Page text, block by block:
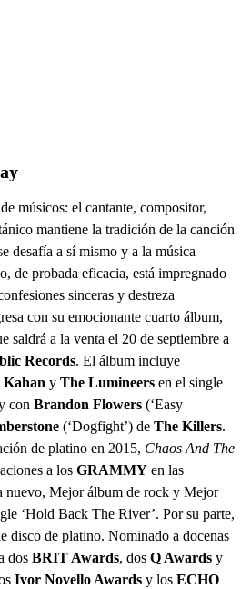
músicos: el cantante, compositor,
mantiene la tradición de la canción
desafía a sí mismo y a la música
de probada eficacia, está impregnado
sinceras y destreza
con su emocionante cuarto álbum,
saldrá a la venta el 20 de septiembre a
Records. El álbum incluye
Kahan y The Lumineers en el single
con Brandon Flowers (‘Easy
(‘Dogfight’) de The Killers.
de platino en 2015, Chaos And The
a los GRAMMY en las
nuevo, Mejor álbum de rock y Mejor
‘Hold Back The River’. Por su parte,
disco de platino. Nominado a docenas
dos BRIT Awards, dos Q Awards y
Ivor Novello Awards y los ECHO